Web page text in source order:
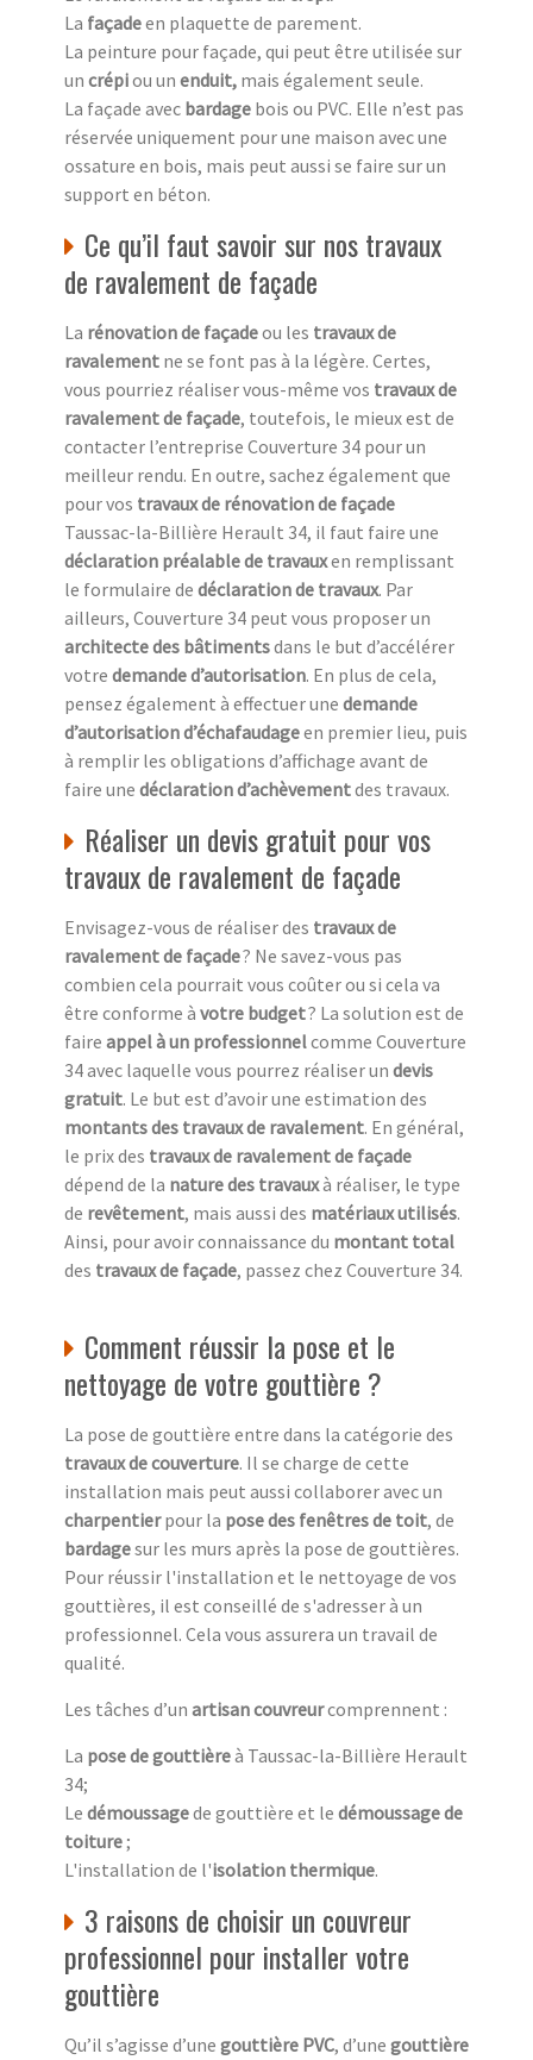
La façadeen plaquette de parement.
La peinture pour façade, qui peut être utilisée sur
un crépiou un enduit, mais également seule.
La façade avec bardage bois ou PVC. Elle n’est pas
réservée uniquement pour une maison avec une
ossature en bois, mais peut aussi se faire sur un
support en béton.
Ce qu’il faut savoir sur nos travaux
de ravalement de façade
La rénovation de façadeou les travaux de
ravalement ne se font pas à la légère. Certes,
vous pourriez réaliser vous-même vos travaux de
ravalement de façade, toutefois, le mieux est de
contacter l’entreprise Couverture 34 pour un
meilleur rendu. En outre, sachez également que
pour vos travaux de rénovation de façade
Taussac-la-Billière Herault 34, il faut faire une
déclaration préalable de travauxen remplissant
le formulaire de déclaration de travaux. Par
ailleurs, Couverture 34 peut vous proposer un
architecte des bâtimentsdans le but d’accélérer
votre demande d’autorisation. En plus de cela,
pensez également à effectuer une demande
d’autorisation d’échafaudageen premier lieu, puis
à remplir les obligations d’affichage avant de
faire une déclaration d’achèvementdes travaux.
Réaliser un devis gratuit pour vos
travaux de ravalement de façade
Envisagez-vous de réaliser des travaux de
ravalement de façade? Ne savez-vous pas
combien cela pourrait vous coûter ou si cela va
être conforme à votre budget? La solution est de
faire appel à un professionnelcomme Couverture
34 avec laquelle vous pourrez réaliser un devis
gratuit. Le but est d’avoir une estimation des
montants des travaux de ravalement. En général,
le prix des travaux de ravalement de façade
dépend de la nature des travauxà réaliser, le type
de revêtement, mais aussi des matériaux utilisés.
Ainsi, pour avoir connaissance du montant total
des travaux de façade, passez chez Couverture 34.
Comment réussir la pose et le
nettoyage de votre gouttière ?
La pose de gouttière entre dans la catégorie des
travaux de couverture. Il se charge de cette
installation mais peut aussi collaborer avec un
charpentierpour la pose des fenêtres de toit, de
bardagesur les murs après la pose de gouttières.
Pour réussir l'installation et le nettoyage de vos
gouttières, il est conseillé de s'adresser à un
professionnel. Cela vous assurera un travail de
qualité.
Les tâches d’un artisan couvreurcomprennent :
La pose de gouttièreà Taussac-la-Billière Herault
34;
Le démoussagede gouttière et le démoussage de
toiture;
L'installation de l'isolation thermique.
3 raisons de choisir un couvreur
professionnel pour installer votre
gouttière
Qu’il s’agisse d’une gouttière PVC, d’une gouttière